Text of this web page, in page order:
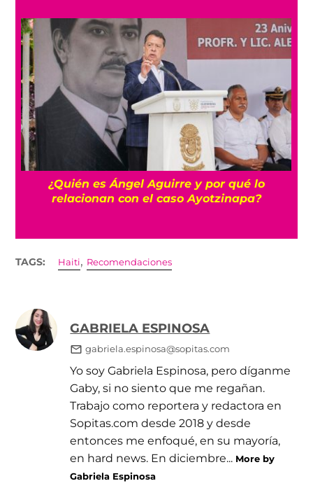
¿Quién es Ángel Aguirre y por qué lo
relacionan con el caso Ayotzinapa?
TAGS: Haiti, Recomendaciones
GABRIELA ESPINOSA
gabriela.espinosa@sopitas.com
Yo soy Gabriela Espinosa, pero díganme
Gaby, si no siento que me regañan.
Trabajo como reportera y redactora en
Sopitas.com desde 2018 y desde
entonces me enfoqué, en su mayoría,
en hard news. En diciembre... More by
Gabriela Espinosa